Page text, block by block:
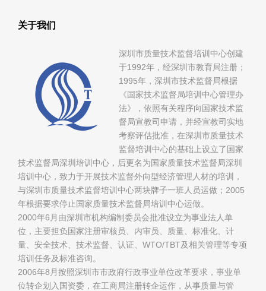
关于我们
深圳市质量技术监督培训中心创建
于1992年，经深圳市教育局注册；
1995年，深圳市技术监督局根据
《国家技术监督局培训中心管理办
法》，依照有关程序向国家技术监
督局宣教司申请，并经宣教司实地
考察评估批准，在深圳市质量技术
监督培训中心的基础上设立了国家
技术监督局深圳培训中心，后更名为国家质量技术监督局深圳
培训中心，致力于开展技术监督外向型经济管理人材的培训，
与深圳市质量技术监督培训中心两块牌子一班人员运做；2005
年根据要求停止国家质量技术监督局培训中心运做。
2000年6月由深圳市机构编制委员会批准设立为事业法人单
位，主要担负国家注册审核员、内审员、质量、标准化、计
量、安全技术、技术监督、认证、WTO/TBT及相关管理等专项
培训任务及标准咨询。
2006年8月按照深圳市市政府行政事业单位改革要求，事业单
位转企划入国资委，在工商局注册转企运作，从事质量与管